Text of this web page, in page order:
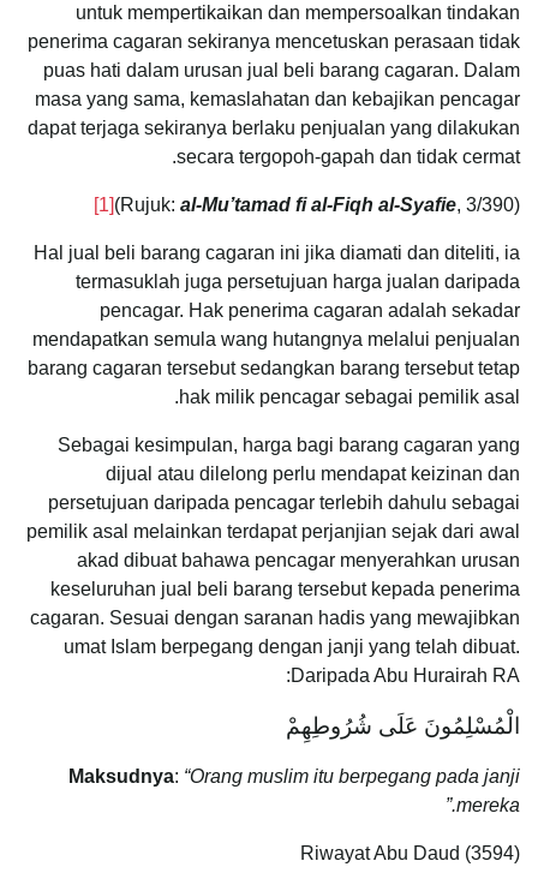
untuk mempertikaikan dan mempersoalkan tindakan
penerima cagaran sekiranya mencetuskan perasaan tidak
puas hati dalam urusan jual beli barang cagaran. Dalam
masa yang sama, kemaslahatan dan kebajikan pencagar
dapat terjaga sekiranya berlaku penjualan yang dilakukan
secara tergopoh-gapah dan tidak cermat.
(Rujuk:
al-Mu’tamad fi al-Fiqh al-Syafie, 3/390)
[1]
Hal jual beli barang cagaran ini jika diamati dan diteliti, ia
termasuklah juga persetujuan harga jualan daripada
pencagar. Hak penerima cagaran adalah sekadar
mendapatkan semula wang hutangnya melalui penjualan
barang cagaran tersebut sedangkan barang tersebut tetap
hak milik pencagar sebagai pemilik asal.
Sebagai kesimpulan, harga bagi barang cagaran yang
dijual atau dilelong perlu mendapat keizinan dan
persetujuan daripada pencagar terlebih dahulu sebagai
pemilik asal melainkan terdapat perjanjian sejak dari awal
akad dibuat bahawa pencagar menyerahkan urusan
keseluruhan jual beli barang tersebut kepada penerima
cagaran. Sesuai dengan saranan hadis yang mewajibkan
umat Islam berpegang dengan janji yang telah dibuat.
Daripada Abu Hurairah RA:
الْمُسْلِمُونَ عَلَى شُرُوطِهِمْ
Maksudnya: “Orang muslim itu berpegang pada janji
mereka.”
Riwayat Abu Daud (3594)